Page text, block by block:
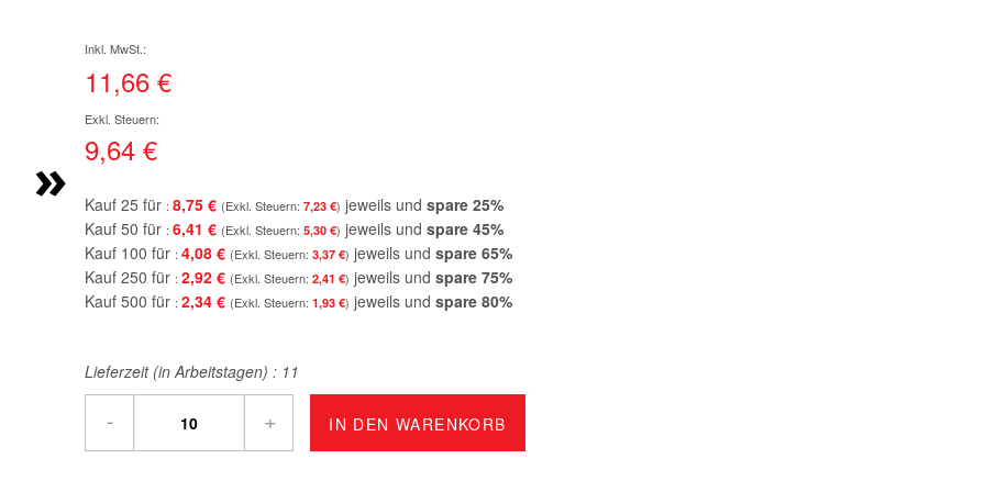
»
11,66 €
9,64 €
Kauf 25 für 8,75 € 7,23 € jeweils und spare 25%
Kauf 50 für 6,41 € 5,30 € jeweils und spare 45%
Kauf 100 für 4,08 € 3,37 € jeweils und spare 65%
Kauf 250 für 2,92 € 2,41 € jeweils und spare 75%
Kauf 500 für 2,34 € 1,93 € jeweils und spare 80%
Lieferzeit (in Arbeitstagen) : 11
- + IN DEN WARENKORB